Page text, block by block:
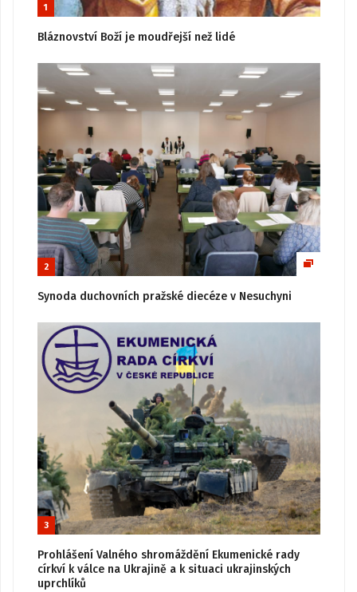
1
Bláznovství Boží je moudřejší než lidé
2
Synoda duchovních pražské diecéze v Nesuchyni
3
Prohlášení Valného shromáždění Ekumenické rady
církví k válce na Ukrajině a k situaci ukrajinských
uprchlíků